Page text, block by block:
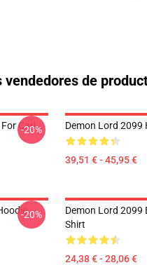
vendedores de
Cari
-20% Demon Lord 2099
39,51 € - 45,95 €
-20%
Demon Lord 2099
Shirt
24,38 € - 28,06 €